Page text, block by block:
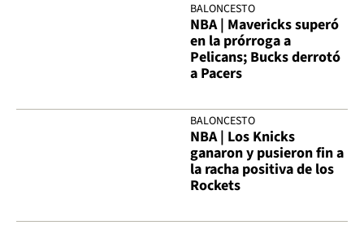
BALONCESTO
NBA | Mavericks superó
en la prórroga a
Pelicans; Bucks derrotó
a Pacers
BALONCESTO
NBA | Los Knicks
ganaron y pusieron fin a
la racha positiva de los
Rockets